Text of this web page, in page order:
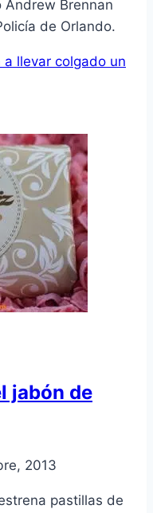
Andrew Brennan
de Orlando.
a llevar colgado un
jabón de
2013
pastillas de